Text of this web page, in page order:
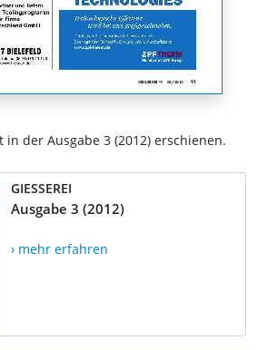
in der Ausgabe 3 (2012) erschienen.
GIESSEREI
Ausgabe 3 (2012)
› mehr erfahren